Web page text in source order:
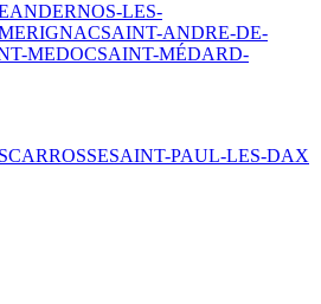
ANDERNOS-LES-
SAINT-ANDRE-DE-
MEDOCSAINT-MÉDARD-
SAINT-PAUL-LES-DAX